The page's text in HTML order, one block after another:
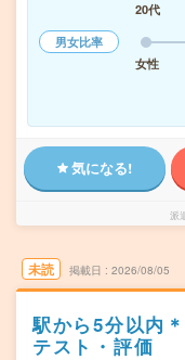
20代
男女比率
女性
気になる!
派
未読 掲載日 2026/08/05
駅から5分以内
テスト・評価